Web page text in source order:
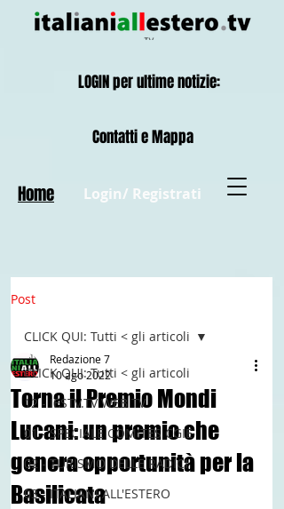
Login/ Registrati
Contatti e Mappa
Home
LOGIN per ultime notizie:
Post
CLICK QUI: Tutti < gli articoli
12 - IESTV.TV WEB TV
01 - SPECIALE COMITES CGIE
02 - TURISMO DELLE RADICI
03 - ITALIANI ALL'ESTERO
CLICK QUI: Tutti < gli articoli
Torna il Premio Mondi
Lucani: un premio che
genera opportunità per la
Basilicata
Redazione 7
10 ago 2022